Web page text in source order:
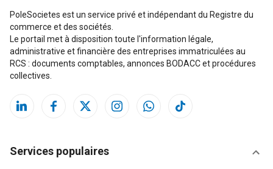
PoleSocietes est un service privé et indépendant du Registre du
commerce et des sociétés.
Le portail met à disposition toute l'information légale,
administrative et financière des entreprises immatriculées au
RCS : documents comptables, annonces BODACC et procédures
collectives.
Services populaires